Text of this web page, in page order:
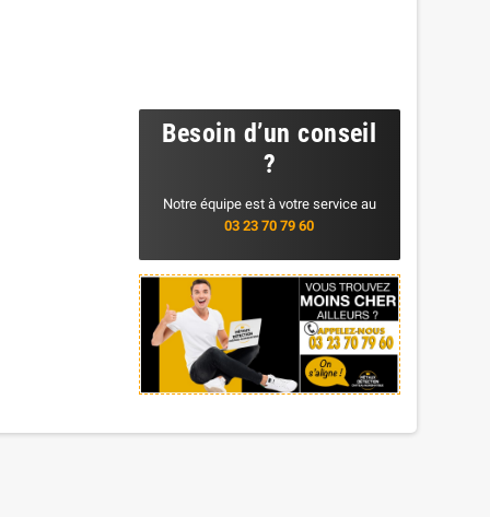
Besoin d’un conseil
?
Notre équipe est à votre service au
03 23 70 79 60